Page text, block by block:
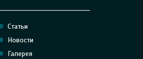
Статьи
Новости
Галерея